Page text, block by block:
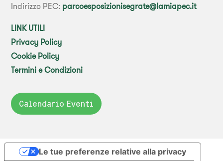
Indirizzo PEC: parcoesposizionisegrate@lamiapec.it
LINK UTILI
Privacy Policy
Cookie Policy
Termini e Condizioni
Calendario Eventi
Le tue preferenze relative alla privacy